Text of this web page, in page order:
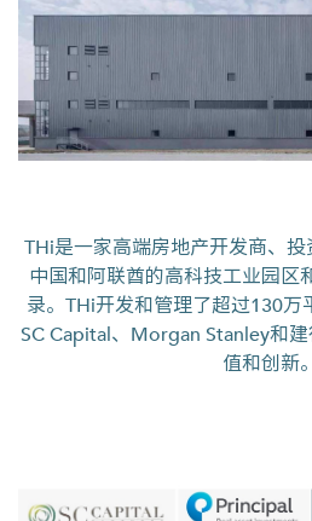
THi是一家高端房地产开发商、
中国和阿联酋的高科技工业园区
录。THi开发和管理了超过130万
SC Capital、Morgan Stanley和
值和创新。